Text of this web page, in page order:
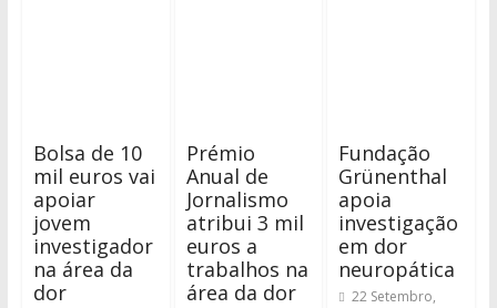
Bolsa de 10
mil euros vai
apoiar
jovem
investigador
na área da
dor
Prémio
Anual de
Jornalismo
atribui 3 mil
euros a
trabalhos na
área da dor
Fundação
Grünenthal
apoia
investigação
em dor
neuropática
22 Setembro,